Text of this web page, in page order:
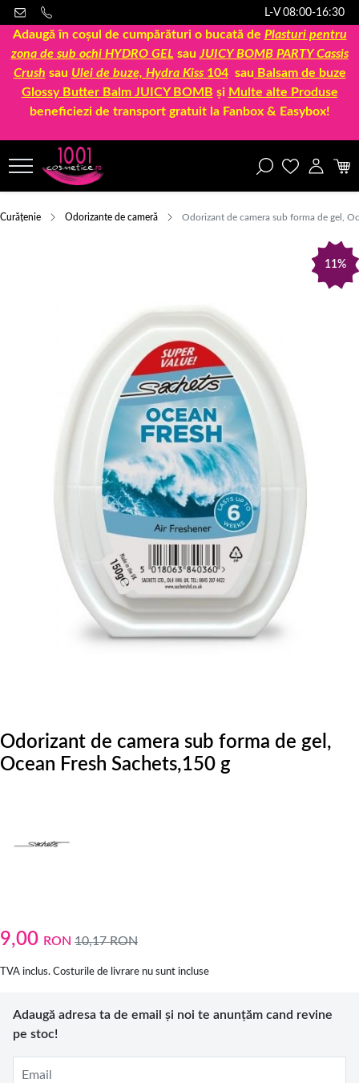
L-V 08:00-16:30
Adaugă în coșul de cumpărături o bucată de Plasturi pentru
zona de sub ochi HYDRO GEL sau JUICY BOMB PARTY Cassis
Crush sau Ulei de buze, Hydra Kiss 104sau Balsam de buze
Glossy Butter Balm JUICY BOMB și Multe alte Produse
beneficiezi de transport gratuit la Fanbox & Easybox!
Curățenie Odorizante de cameră Odorizant de camera sub forma de gel,
11%
Odorizant de camera sub forma de gel,
Ocean Fresh Sachets,150 g
9,00 RON 10,17RON
TVA inclus. Costurile de livrare nu sunt incluse
Adaugă adresa ta de email și noi te anunțăm cand revine
pe stoc!
Email